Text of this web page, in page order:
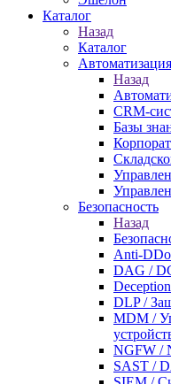
Каталог
Назад
Каталог
Назад
CRM-
Базы
Безопасность
Назад
Anti-
DAG /
Deception
DLP /
MDM /
NGFW /
SAST /